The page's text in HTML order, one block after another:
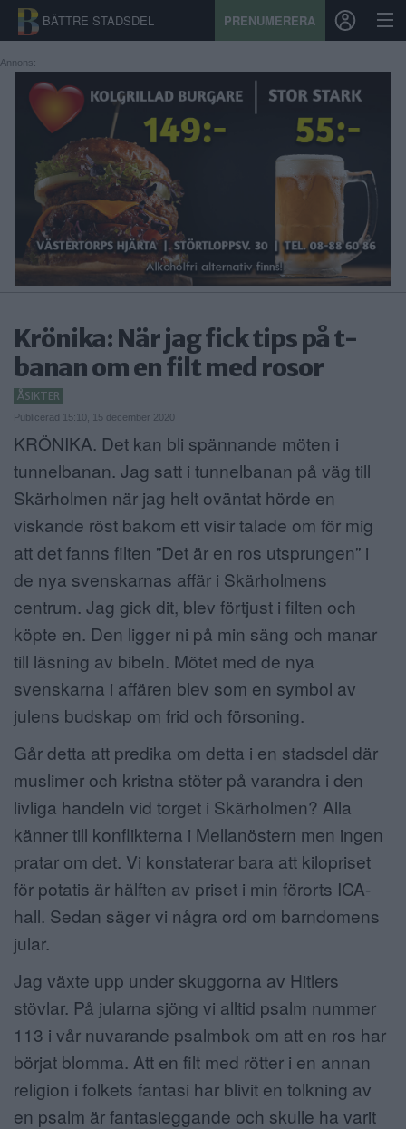
BÄTTRE STADSDEL PRENUMERERA
START
STADSDEL
PRENUMERATION
SPORT
ÅSIKTER
KONTAKT
SAMARBETEN
ANNONSERA
NÄRINGSLIV
Annons:
Krönika: När jag fick tips på t-
banan om en filt med rosor
ÅSIKTER
Publicerad 15:10, 15 december 2020
KRÖNIKA. Det kan bli spännande möten i
tunnelbanan. Jag satt i tunnelbanan på väg till
Skärholmen när jag helt oväntat hörde en
viskande röst bakom ett visir talade om för mig
att det fanns filten ”Det är en ros utsprungen” i
de nya svenskarnas affär i Skärholmens
centrum. Jag gick dit, blev förtjust i filten och
köpte en. Den ligger ni på min säng och manar
till läsning av bibeln. Mötet med de nya
svenskarna i affären blev som en symbol av
julens budskap om frid och försoning.
Går detta att predika om detta i en stadsdel där
muslimer och kristna stöter på varandra i den
livliga handeln vid torget i Skärholmen? Alla
känner till konflikterna i Mellanöstern men ingen
pratar om det. Vi konstaterar bara att kilopriset
för potatis är hälften av priset i min förorts ICA-
hall. Sedan säger vi några ord om barndomens
jular.
Jag växte upp under skuggorna av Hitlers
stövlar. På jularna sjöng vi alltid psalm nummer
113 i vår nuvarande psalmbok om att en ros har
börjat blomma. Att en filt med rötter i en annan
religion i folkets fantasi har blivit en tolkning av
en psalm är fantasieggande och skulle ha varit